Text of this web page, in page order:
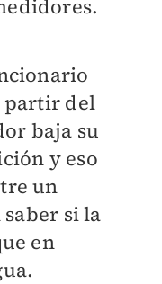
partir del
baja su
y eso
un
si la
en